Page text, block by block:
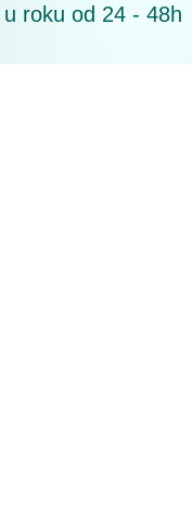
u roku od 24 - 48h